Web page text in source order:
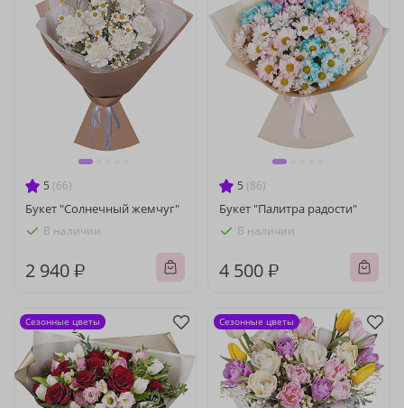
5 (66)
Букет "Солнечный жемчуг"
В наличии
2 940 ₽
5 (86)
Букет "Палитра радости"
В наличии
4 500 ₽
Сезонные цветы Сезонные цветы